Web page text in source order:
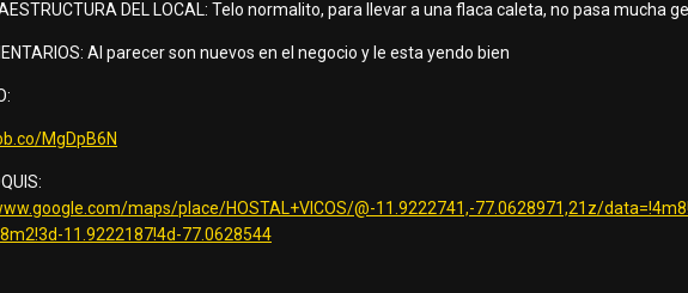
DEL LOCAL: Telo normalito, para llevar a una flaca caleta, no pasa mucha
Al parecer son nuevos en el negocio y le esta yendo bien
MgDpB6N
maps/place/HOSTAL+VICOS/@-11.9222741,-77.0628971,21z/
11.9222187!4d-77.0628544